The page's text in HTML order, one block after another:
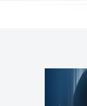
favoris